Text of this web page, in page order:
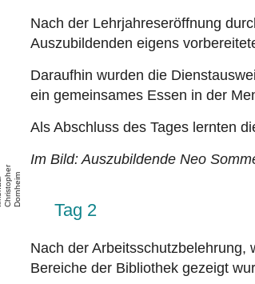
Nach der Lehrjahreseröffnung
Auszubildenden eigens
Daraufhin wurden die
ein gemeinsames Essen in der
Als Abschluss des Tages lernten
Im Bild:Auszubildende Neo
h
rm
Tag 2
Nach der Arbeitsschutzbelehrung,
Bereiche der Bibliothek gezeigt